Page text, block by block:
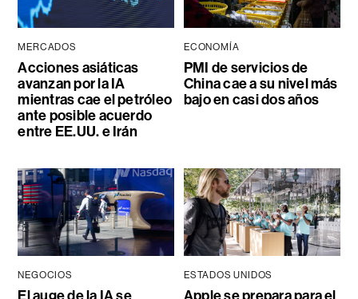
MERCADOS
Acciones asiáticas
avanzan por la IA
mientras cae el petróleo
ante posible acuerdo
entre EE.UU. e Irán
ECONOMÍA
PMI de servicios de
China cae a su nivel más
bajo en casi dos años
NEGOCIOS
El auge de la IA se
ESTADOS UNIDOS
Apple se prepara para el